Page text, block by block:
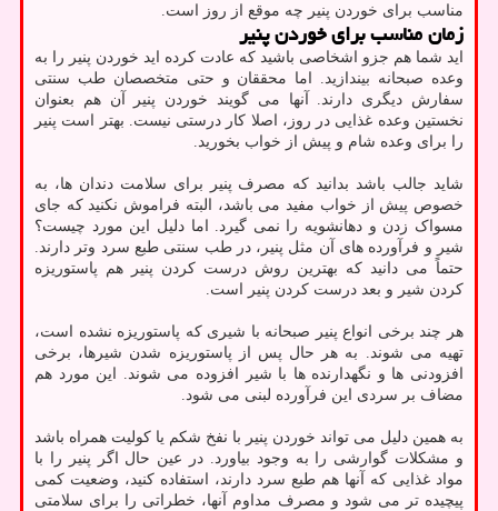
مناسب برای خوردن پنیر چه موقع از روز است.
زمان مناسب برای خوردن پنیر
اید شما هم جزو اشخاصی باشید که عادت کرده اید خوردن پنیر را به
وعده صبحانه بیندازید. اما محققان و حتی متخصصان طب سنتی
سفارش دیگری دارند. آنها می گویند خوردن پنیر آن هم بعنوان
نخستین وعده غذایی در روز، اصلا کار درستی نیست. بهتر است پنیر
را برای وعده شام و پیش از خواب بخورید.
شاید جالب باشد بدانید که مصرف پنیر برای سلامت دندان ها، به
خصوص پیش از خواب مفید می باشد، البته فراموش نکنید که جای
مسواک زدن و دهانشویه را نمی گیرد. اما دلیل این مورد چیست؟
شیر و فرآورده های آن مثل پنیر، در طب سنتی طبع سرد وتر دارند.
حتماً می دانید که بهترین روش درست کردن پنیر هم پاستوریزه
کردن شیر و بعد درست کردن پنیر است.
هر چند برخی انواع پنیر صبحانه با شیری که پاستوریزه نشده است،
تهیه می شوند. به هر حال پس از پاستوریزه شدن شیرها، برخی
افزودنی ها و نگهدارنده ها با شیر افزوده می شوند. این مورد هم
مضاف بر سردی این فرآورده لبنی می شود.
به همین دلیل می تواند خوردن پنیر با نفخ شکم یا کولیت همراه باشد
و مشکلات گوارشی را به وجود بیاورد. در عین حال اگر پنیر را با
مواد غذایی که آنها هم طبع سرد دارند، استفاده کنید، وضعیت کمی
پیچیده تر می شود و مصرف مداوم آنها، خطراتی را برای سلامتی